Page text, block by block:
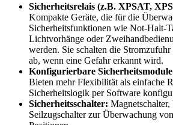
Sicherheitsrelais (z.B. XPSAT,
Kompakte Geräte, die für die
Sicherheitsfunktionen wie Not-Halt-
Lichtvorhänge oder
werden. Sie schalten die
ab, wenn eine Gefahr erkannt wird.
Konfigurierbare
Bieten mehr Flexibilität als einfache
Sicherheitslogik per Software
Sicherheitsschalter: Magnetschalter,
Seilzugschalter zur Überwachung